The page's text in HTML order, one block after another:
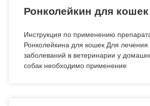
Ронколейкин для кошек
Инструкция по применению
Ронколейкина для кошек Для лечения
заболеваний в ветеринарии у
собак необходимо применение